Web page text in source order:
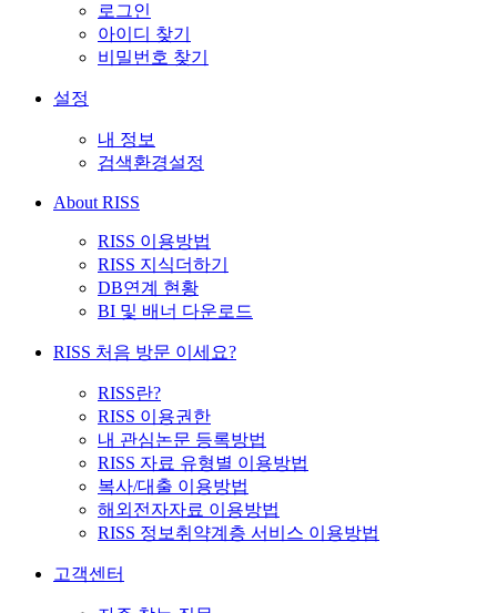
로그인
아이디 찾기
비밀번호 찾기
설정
내 정보
검색환경설정
About RISS
RISS 이용방법
RISS 지식더하기
DB연계 현황
BI 및 배너 다운로드
RISS 처음 방문 이세요?
RISS란?
RISS 이용권한
내 관심논문 등록방법
RISS 자료 유형별 이용방법
복사/대출 이용방법
해외전자자료 이용방법
RISS 정보취약계층 서비스 이용방법
고객센터